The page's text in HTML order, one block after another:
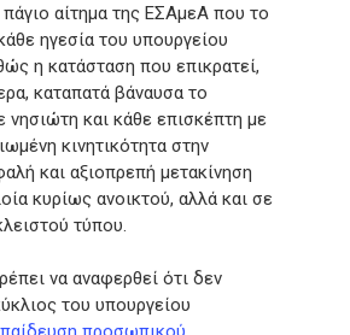
πάγιο αίτημα της ΕΣΑμεΑ που το
ηγεσία του υπουργείου
η κατάσταση που επικρατεί,
καταπατά βάναυσα το
νησιώτη και κάθε επισκέπτη με
κινητικότητα στην
και αξιοπρεπή μετακίνηση
κυρίως ανοικτού, αλλά και σε
τύπου.
να αναφερθεί ότι δεν
του υπουργείου